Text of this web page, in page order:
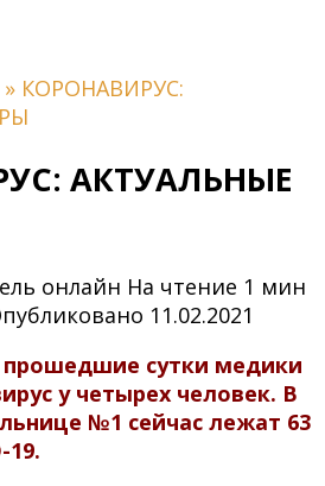
» КОРОНАВИРУС:
АКТУАЛЬНЫЕ
онлайн На чтение 1 мин
11.02.2021
сутки медики
у четырех человек. В
№1 сейчас лежат 63
19.